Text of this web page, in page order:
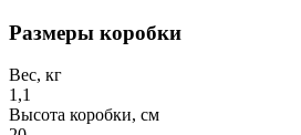
Размеры коробки
Вес, кг
1,1
Высота коробки, см